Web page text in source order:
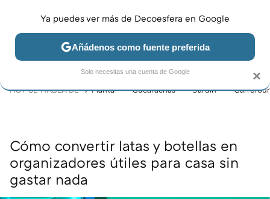
JARDÍN Y TERRAZA SALÓN DORMITORIO COCINA
HOY SE HABLA DE Planta Cucarachas Jardín Carrefour
Cómo convertir latas y botellas en
organizadores útiles para casa sin
gastar nada
×
Ya puedes ver más de Decoesfera en Google
Añádenos como fuente preferida
Solo necesitas una cuenta de Google